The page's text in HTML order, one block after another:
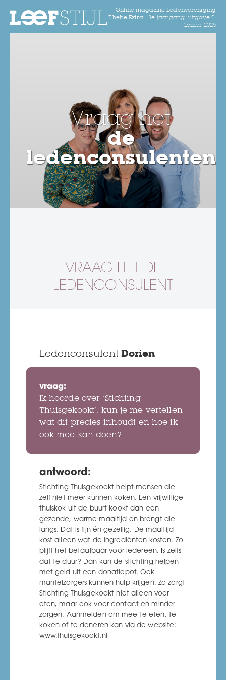
Online magazine Ledenvereniging
Thebe Extra -3e jaargang, uitgave 2,
Zomer 2025
Vraag het
de
ledenconsulenten
VRAAG HET DE
LEDENCONSULENT
LedenconsulentDorien
vraag:
Ik hoorde over ‘Stichting
Thuisgekookt’, kun je me vertellen
wat dit precies inhoudt en hoe ik
ook mee kan doen?
antwoord:
Stichting Thuisgekookt helpt mensen die
zelf niet meer kunnen koken. Een vrijwillige
thuiskok uit de buurt kookt dan een
gezonde, warme maaltijd en brengt die
langs. Dat is fijn én gezellig. De maaltijd
kost alleen wat de ingrediënten kosten. Zo
blijft het betaalbaar voor iedereen. Is zelfs
dat te duur? Dan kan de stichting helpen
met geld uit een donatiepot. Ook
mantelzorgers kunnen hulp krijgen. Zo zorgt
Stichting Thuisgekookt niet alleen voor
eten, maar ook voor contact en minder
zorgen. Aanmelden om mee te eten, te
koken of te doneren kan via de website:
www.thuisgekookt.nl